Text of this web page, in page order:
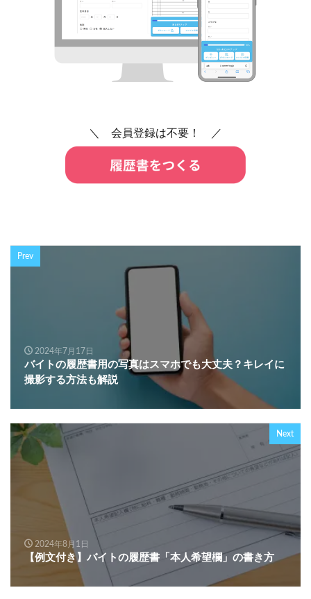
＼ 会員登録は不要！ ／
Prev
2024年7月17日
バイトの履歴書用の写真はスマホでも大丈夫？キレイに
撮影する方法も解説
Next
2024年8月1日
【例文付き】バイトの履歴書「本人希望欄」の書き方